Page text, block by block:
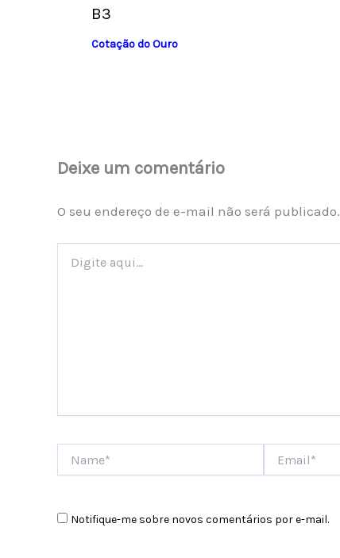
B3
Cotação do Ouro
Deixe um comentário
O seu endereço de e-mail não será publicado.
aqui...
Notifique-me sobre novos comentários por e-mail.